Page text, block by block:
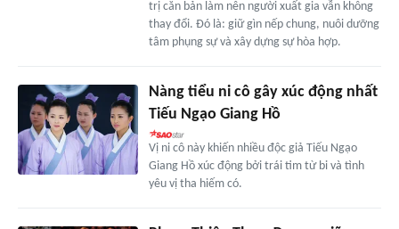
trị căn bản làm nên người xuất gia vẫn không
thay đổi. Đó là: giữ gìn nếp chung, nuôi dưỡng
tâm phụng sự và xây dựng sự hòa hợp.
Nàng tiểu ni cô gây xúc động nhất
Tiếu Ngạo Giang Hồ
Vị ni cô này khiến nhiều độc giả Tiếu Ngạo
Giang Hồ xúc động bởi trái tim từ bi và tình
yêu vị tha hiếm có.